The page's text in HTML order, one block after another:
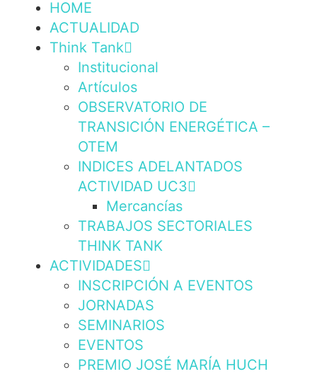
HOME
ACTUALIDAD
Think Tank
Institucional
Artículos
OBSERVATORIO DE
TRANSICIÓN ENERGÉTICA –
OTEM
INDICES ADELANTADOS
ACTIVIDAD UC3
Mercancías
TRABAJOS SECTORIALES
THINK TANK
ACTIVIDADES
INSCRIPCIÓN A EVENTOS
JORNADAS
SEMINARIOS
EVENTOS
PREMIO JOSÉ MARÍA HUCH